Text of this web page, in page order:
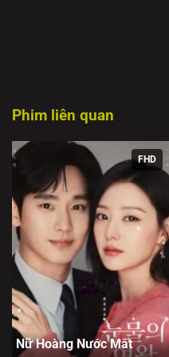
Phim liên quan
FHD
Nữ Hoàng Nước Mắt